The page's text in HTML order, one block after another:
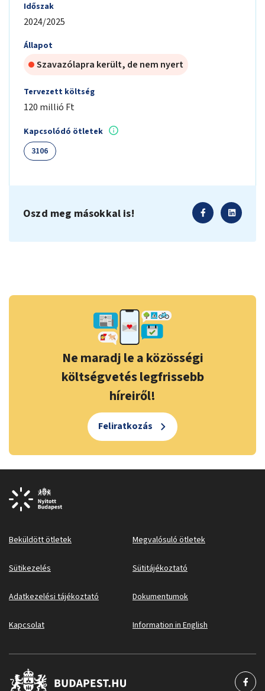
Időszak
2024/2025
Állapot
Szavazólapra került, de nem nyert
Tervezett költség
120 millió Ft
Kapcsolódó ötletek
3106
Oszd meg másokkal is!
Ne maradj le a közösségi
költségvetés legfrissebb
híreiről!
Feliratkozás
Beküldött ötletek Megvalósuló ötletek
Sütikezelés Sütitájékoztató
Adatkezelési tájékoztató Dokumentumok
Kapcsolat Information in English